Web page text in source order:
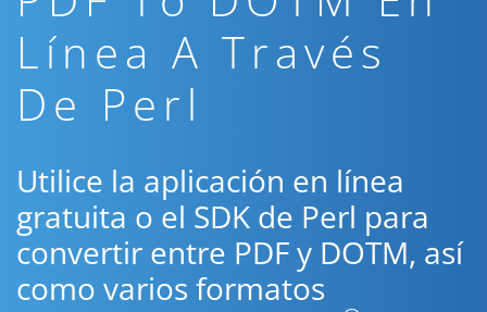
Línea A Través
De Perl
Utilice la aplicación en línea
gratuita o el SDK de Perl para
convertir entre PDF y DOTM, así
como varios formatos